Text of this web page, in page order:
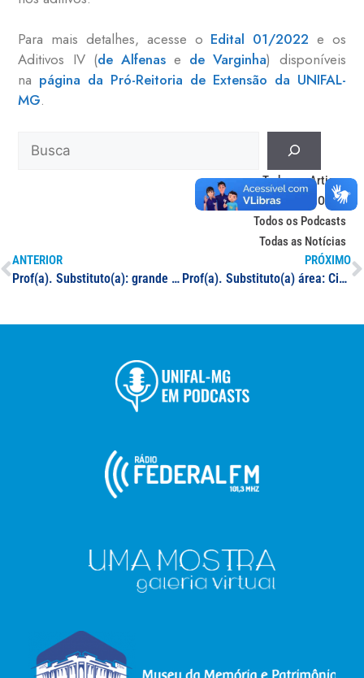
Para mais detalhes, acesse o Edital 01/2022 e os
Aditivos IV (de Alfenase de Varginha) disponíveis
na página da Pró-Reitoria de Extensão da UNIFAL-
MG.
Todos os Artigos
Todas as Obras
Todos os Podcasts
Todas as Notícias
ANTERIOR
Prof(a). Substituto(a): grande área Ciências Humanas
PRÓXIMO
Prof(a). Substituto(a) área: Ciências Sociais Aplicadas